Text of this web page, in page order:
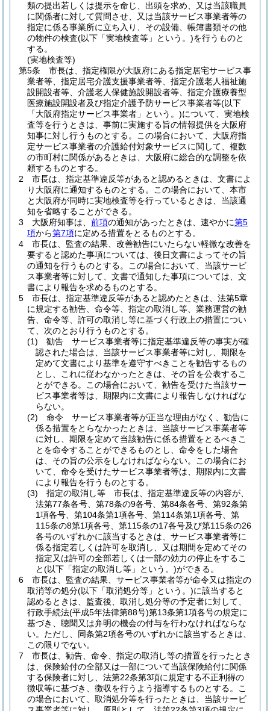
類の提出若しくは提示を命じ、出頭を求め、又は当該職員
に関係者に対して質問させ、又は当該サービス事業者等の
指定に係る事業所に立ち入り、その設備、帳簿書類その他
の物件の検査(以下「実地検査等」という。)を行うものと
する。
(実地検査等)
第5条
市長は、指定権限が大阪府にある指定居宅サービス事
業者等、指定居宅介護支援事業者等、指定介護老人福祉施
設開設者等、介護老人保健施設開設者等、指定介護療養型
医療施設開設者及び指定介護予防サービス事業者等(以下
「大阪府指定サービス事業者」という。)について、実地検
査等を行うときは、事前に実施する旨の情報提供を大阪府
知事に対し行うものとする。
この場合において、大阪府指
定サービス事業者の介護給付対象サービスに関して、複数
の市町村に関係があるときは、大阪府に総合的な調整を依
頼するものとする。
2
市長は、指定基準違反等があると認めるときは、文書によ
り大阪府に通知するものとする。
この場合において、本市
と大阪府が同時に実地検査等を行っているときは、当該通
知を省略することができる。
3
大阪府知事は、 前項の通知があったときは、速やかに第5
項から第7項に定める措置をとるものとする。
4
市長は、監査の結果、改善勧告にいたらない軽微な改善を
要すると認めた事項については、後日文書によってその旨
の通知を行うものとする。
この場合において、当該サービ
ス事業者等に対して、文書で通知した事項については、文
書により報告を求めるものとする。
5
市長は、指定基準違反等があると認めたときは、法第5章
に規定する勧告、命令等、指定の取消し等、業務運営の勧
告、命令等、許可の取消し等に基づく行政上の措置につい
て、次のとおり行うものとする。
(1)
勧告 サービス事業者等に指定基準違反等の事実が確
認された場合は、当該サービス事業者等に対し、期限を
定めて文書により基準を遵守すべきことを勧告するもの
とし、これに従わなかったときは、その旨を公表するこ
とができる。
この場合において、勧告を受けた当該サー
ビス事業者等は、期限内に文書により報告しなければな
らない。
(2)
命令 サービス事業者等が正当な理由がなく、勧告に
係る措置をとらなかったときは、当該サービス事業者等
に対し、期限を定めて当該勧告に係る措置をとるべきこ
とを命令することができるものとし、命令をした場合
は、その旨の公示をしなければならない。
この場合にお
いて、命令を受けたサービス事業者等は、期限内に文書
により報告を行うものとする。
(3)
指定の取消し等 市長は、指定基準違反等の内容が、
法第77条各号、第78条の9各号、第84条各号、第92条第
1項各号、第104条第1項各号、第114条第1項各号、第
115条の8第1項各号、第115条の17各号及び第115条の26
各号のいずれかに該当するときは、サービス事業者等に
係る指定若しくは許可を取消し、又は期間を定めてその
指定又は許可の全部若しくは一部の効力の停止をするこ
と(以下「指定の取消し等」という。)ができる。
6
市長は、監査の結果、サービス事業者等が命令又は指定の
取消等の処分(以下「取消処分等」という。)に該当すると
認めるときは、監査後、取消し処分等の予定者に対して、
行政手続法(平成5年法律第88号)第13条第1項各号の規定に
基づき、聴聞又は弁明の機会の付与を行わなければならな
い。 ただし、同条第2項各号のいずれかに該当するときは、
この限りでない。
7
市長は、勧告、命令、指定の取消し等の措置を行ったとき
は、保険給付の全部又は一部について当該保険給付に関係
する保険者に対し、法第22条第3項に規定する不正利得の
徴収等に基づき、徴収を行うよう指導するものとする。
こ
の場合において、取消処分等を行ったときは、当該サービ